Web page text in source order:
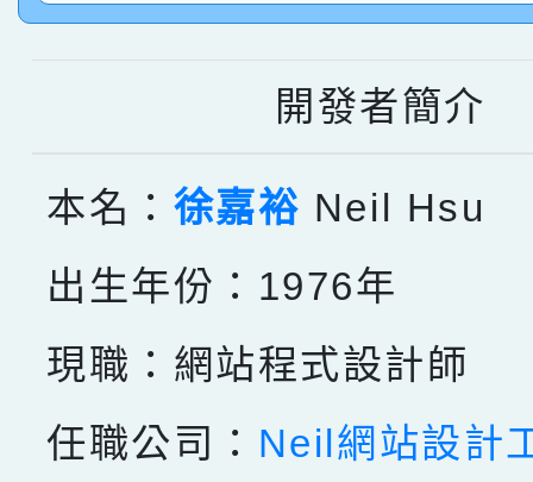
指導老師林老師
賽 劉文瑛教師榮獲教
臺灣台語-第二名
賀！本校參與2026世
市賽榮獲科學小創客佳
開發者簡介
本名： 徐嘉裕 Neil Hsu
出生年份：1976年
現職：網站程式設計師
任職公司： Neil網站設計